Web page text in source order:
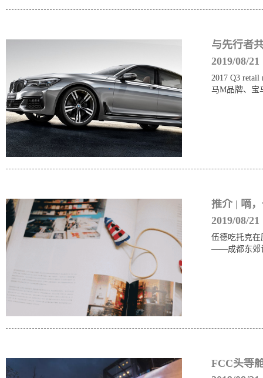
与先行者
2019/08/21
2017 Q3
马M品牌、宝
推介 | 嘀
2019/08/21
伍德吃托克
——成都东郊
FCC头等